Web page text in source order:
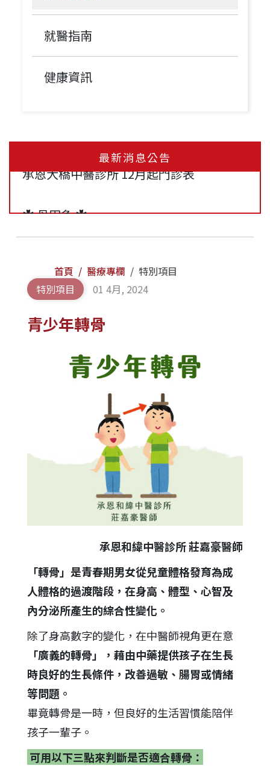
首頁 醫療專欄 特別項目
就醫指南
健康資訊
最新消息公告
承恩大橋中醫診所 12月起門診表
【清冠一號門診｜清冠一號哪裡買？】承恩
特別項目 01 4月, 2024
青少年轉骨
承恩和緯中醫診所 莊嘉豪醫師
「轉骨」是青春期男女從兒童體格發育為成
人體格的過渡階段，在身高、體型、心智及
內分泌所產生的綜合性變化。
除了身高數字的變化，在中醫師視角更在意
「廣義的轉骨」，藉由中藥提供孩子在生長
時良好的生長條件，改善過敏、腸胃或情緒
等問題。
畢竟轉骨是一時，但良好的生活習慣能陪伴
孩子一輩子。
可用以下三點來判斷是否適合轉骨：